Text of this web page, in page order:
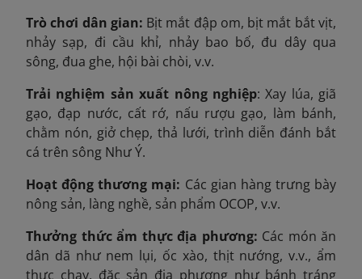
Trò chơi dân gian: Bịt mắt đập om, bịt mắt bắt vịt,
nhảy sạp, đi cầu khỉ, nhảy bao bố, đu dây qua
sông, đua ghe, hội bài chòi, v.v.
Trải nghiệm sản xuất nông nghiệp: Xay lúa, giã
gạo, đạp nước, cất rớ, nấu rượu gạo, làm bánh,
chằm nón, giở chẹp, thả lưới, trình diễn đánh bắt
cá trên sông Như Ý.
Hoạt động thương mại: Các gian hàng trưng bày
nông sản, làng nghề, sản phẩm OCOP, v.v.
Thưởng thức ẩm thực địa phương: Các món ăn
dân dã như nem lụi, ốc xào, thịt nướng, v.v., ẩm
thực chay, đặc sản địa phương như bánh tráng